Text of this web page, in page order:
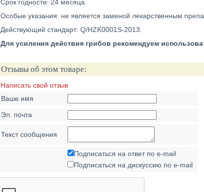
Срок годности: 24 месяца.
Особые указания: не является заменой лекарственным
Действующий стандарт: Q/HZK0001S-2013.
Для усиления действия грибов рекомендуем
Отзывы об этом товаре:
Написать свой отзыв
Ваше имя
Эл. почта
Текст сообщения
Подписаться на ответ по e-mail
Подписаться на дискуссию по e-mail